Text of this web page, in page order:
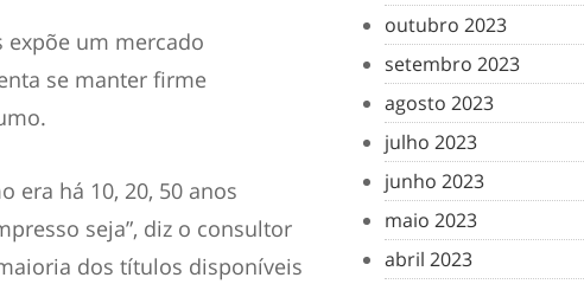
expõe um mercado
se manter firme
era há 10, 20, 50 anos
seja”, diz o consultor
dos títulos disponíveis
outubro 2023
setembro 2023
agosto 2023
julho 2023
junho 2023
maio 2023
abril 2023